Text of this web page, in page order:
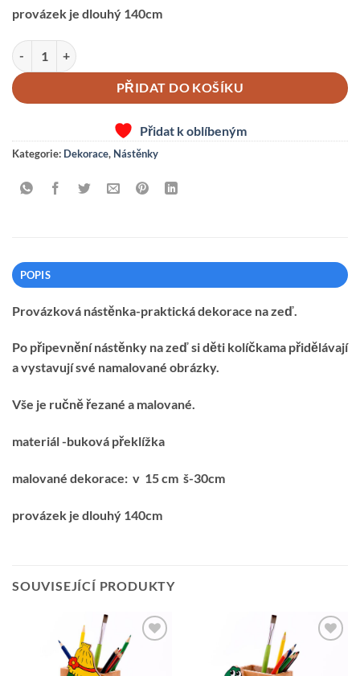
provázek je dlouhý 140cm
PROVÁZKOVÁ NÁSTĚNKA-ŽELVA VELKÁ S MIMINKEM množství
PŘIDAT DO KOŠÍKU
Přidat k oblíbeným
Kategorie: Dekorace, Nástěnky
POPIS
Provázková nástěnka-praktická dekorace na zeď.
Po připevnění nástěnky na zeď si děti kolíčkama přidělávají
a vystavují své namalované obrázky.
Vše je ručně řezané a malované.
materiál -buková překlížka
malované dekorace: v 15 cm š-30cm
provázek je dlouhý 140cm
SOUVISEJÍCÍ PRODUKTY
Přidat k
oblíbeným
oblíbeným